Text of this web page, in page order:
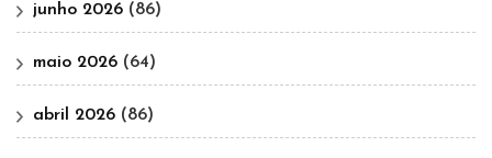
junho 2026 (86)
maio 2026 (64)
abril 2026 (86)